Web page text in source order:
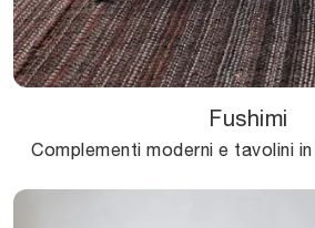
Fushimi